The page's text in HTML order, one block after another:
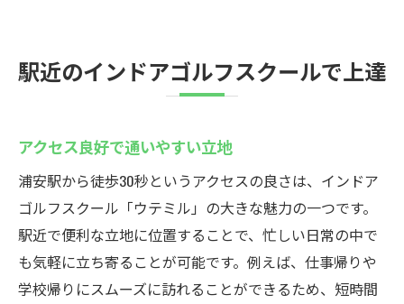
駅近のインドアゴルフスクールで上達
アクセス良好で通いやすい立地
浦安駅から徒歩30秒というアクセスの良さは、インドア
ゴルフスクール「ウテミル」の大きな魅力の一つです。
駅近で便利な立地に位置することで、忙しい日常の中で
も気軽に立ち寄ることが可能です。例えば、仕事帰りや
学校帰りにスムーズに訪れることができるため、短時間